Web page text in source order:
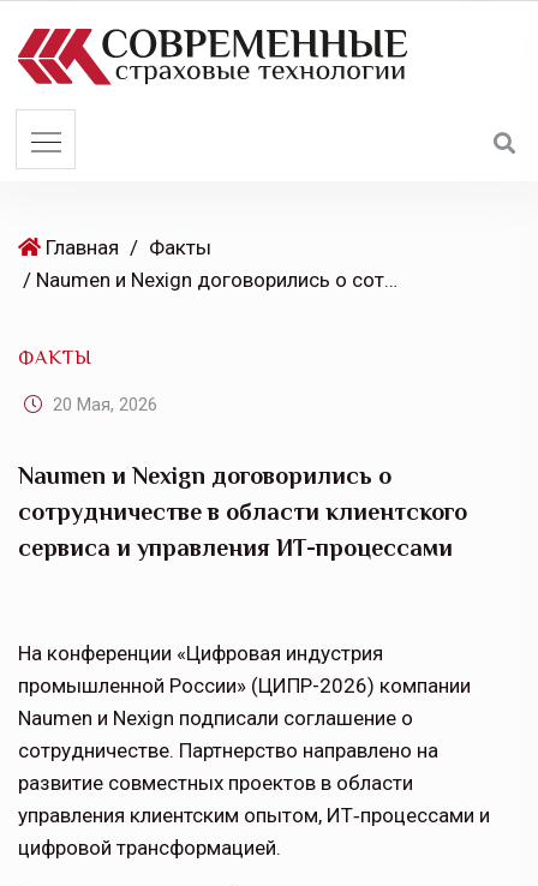
Главная / Факты
/ Naumen и Nexign договорились о сотрудничестве в области клиентского сервиса и управления ИТ-процессами
ФАКТЫ
20 Мая, 2026
Naumen и Nexign договорились о
сотрудничестве в области клиентского
сервиса и управления ИТ-процессами
На конференции «Цифровая индустрия
промышленной России» (ЦИПР-2026) компании
Naumen и Nexign подписали соглашение о
сотрудничестве. Партнерство направлено на
развитие совместных проектов в области
управления клиентским опытом, ИТ‑процессами и
цифровой трансформацией.